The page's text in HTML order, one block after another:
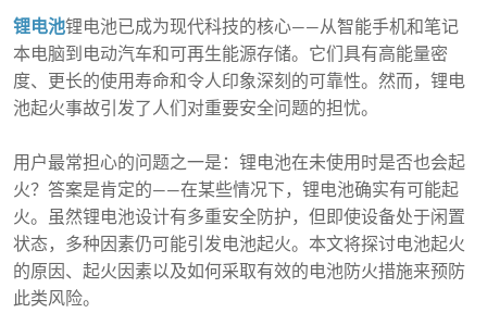
锂电池锂电池已成为现代科技的核心——从智能手机和笔记
本电脑到电动汽车和可再生能源存储。它们具有高能量密
度、更长的使用寿命和令人印象深刻的可靠性。然而，锂电
池起火事故引发了人们对重要安全问题的担忧。
用户最常担心的问题之一是：锂电池在未使用时是否也会起
火？答案是肯定的——在某些情况下，锂电池确实有可能起
火。虽然锂电池设计有多重安全防护，但即使设备处于闲置
状态，多种因素仍可能引发电池起火。本文将探讨电池起火
的原因、起火因素以及如何采取有效的电池防火措施来预防
此类风险。